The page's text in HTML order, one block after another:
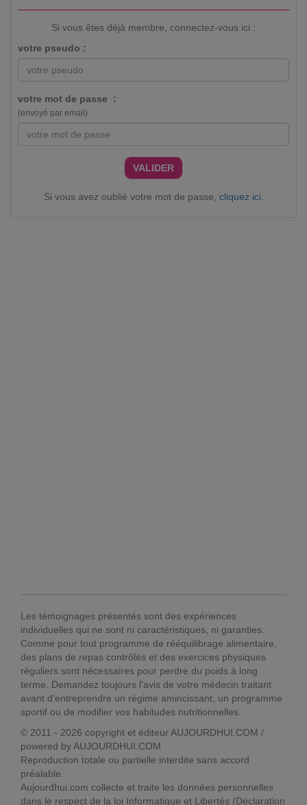
Si vous êtes déjà membre, connectez-vous ici :
votre pseudo :
votre mot de passe :
(envoyé par email)
VALIDER
Si vous avez oublié votre mot de passe, cliquez ici
Les témoignages présentés sont des expériences
individuelles qui ne sont ni caractéristiques, ni garanties.
Comme pour tout programme de rééquilibrage alimentaire,
des plans de repas contrôlés et des exercices physiques
réguliers sont nécessaires pour perdre du poids à long
terme. Demandez toujours l'avis de votre médecin traitant
avant d'entreprendre un régime amincissant, un programme
sportif ou de modifier vos habitudes nutritionnelles.
© 2011 - 2026 copyright et éditeur AUJOURDHUI.COM /
powered by AUJOURDHUI.COM
Reproduction totale ou partielle interdite sans accord
préalable.
Aujourdhui.com collecte et traite les données personnelles
dans le respect de la loi Informatique et Libertés (Déclaration